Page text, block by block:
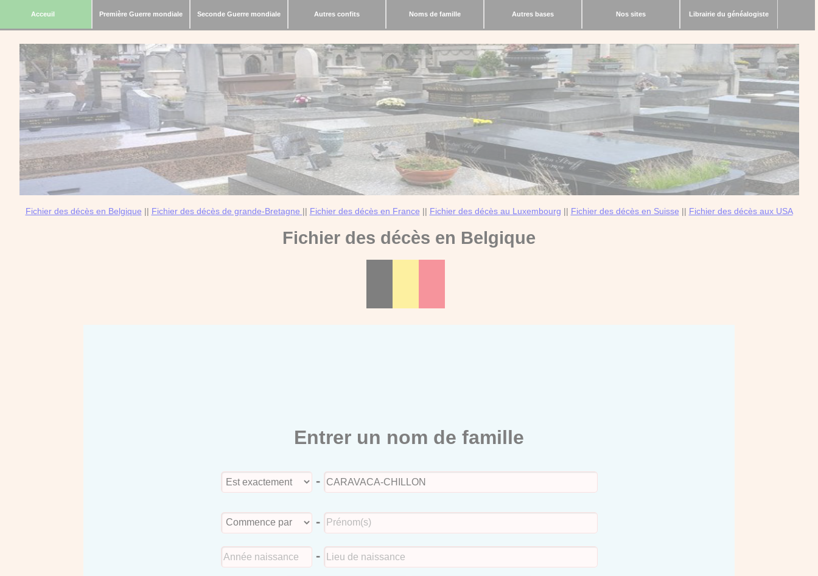
Acceuil Première Guerre mondiale Seconde Guerre mondiale Autres confits Noms de famille Autres bases Nos sites Librairie du généalogiste
Fichier des décès en Belgique || Fichier des décès de grande-Bretagne || Fichier des décès en France || Fichier des décès au Luxembourg || Fichier des décès en Suisse || Fichier des décès aux USA
Fichier des décès en Belgique
Entrer un nom de famille
-
-
-